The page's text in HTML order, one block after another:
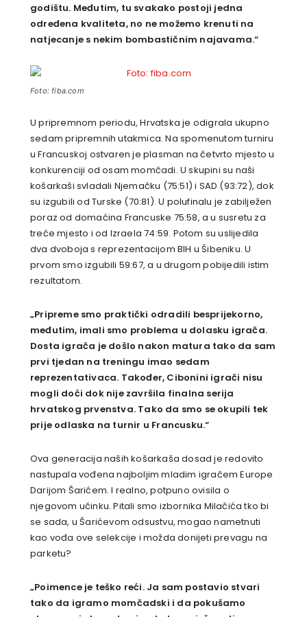
godištu. Međutim, tu svakako postoji jedna
određena kvaliteta, no ne možemo krenuti na
natjecanje s nekim bombastičnim najavama.“
Foto: fiba.com
U pripremnom periodu, Hrvatska je odigrala ukupno
sedam pripremnih utakmica. Na spomenutom turniru
u Francuskoj ostvaren je plasman na četvrto mjesto u
konkurenciji od osam momčadi. U skupini su naši
košarkaši svladali Njemačku (75:51) i SAD (93:72), dok
su izgubili od Turske (70:81). U polufinalu je zabilježen
poraz od domaćina Francuske 75:58, a u susretu za
treće mjesto i od Izraela 74:59. Potom su uslijedila
dva dvoboja s reprezentacijom BIH u Šibeniku. U
prvom smo izgubili 59:67, a u drugom pobijedili istim
rezultatom.
„Pripreme smo praktički odradili besprijekorno,
međutim, imali smo problema u dolasku igrača.
Dosta igrača je došlo nakon matura tako da sam
prvi tjedan na treningu imao sedam
reprezentativaca. Također, Cibonini igrači nisu
mogli doći dok nije završila finalna serija
hrvatskog prvenstva. Tako da smo se okupili tek
prije odlaska na turnir u Francusku.“
Ova generacija naših košarkaša dosad je redovito
nastupala vođena najboljim mladim igračem Europe
Darijom Šarićem. I realno, potpuno ovisila o
njegovom učinku. Pitali smo izbornika Milačića tko bi
se sada, u Šarićevom odsustvu, mogao nametnuti
kao vođa ove selekcije i možda donijeti prevagu na
parketu?
„Poimence je teško reći. Ja sam postavio stvari
tako da igramo momčadski i da pokušamo